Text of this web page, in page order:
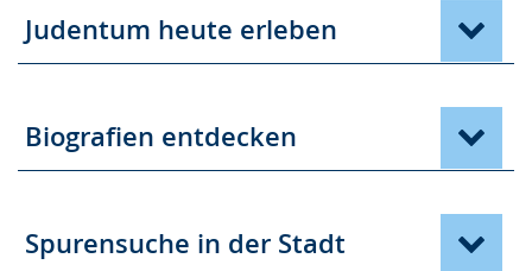
Judentum heute erleben
Biografien entdecken
Spurensuche in der Stadt